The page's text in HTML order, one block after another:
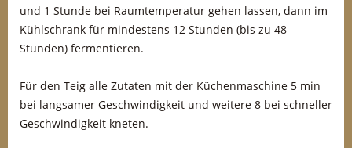
und 1 Stunde bei Raumtemperatur gehen lassen, dann im
Kühlschrank für mindestens 12 Stunden (bis zu 48
Stunden) fermentieren.
Für den Teig alle Zutaten mit der Küchenmaschine 5 min
bei langsamer Geschwindigkeit und weitere 8 bei schneller
Geschwindigkeit kneten.